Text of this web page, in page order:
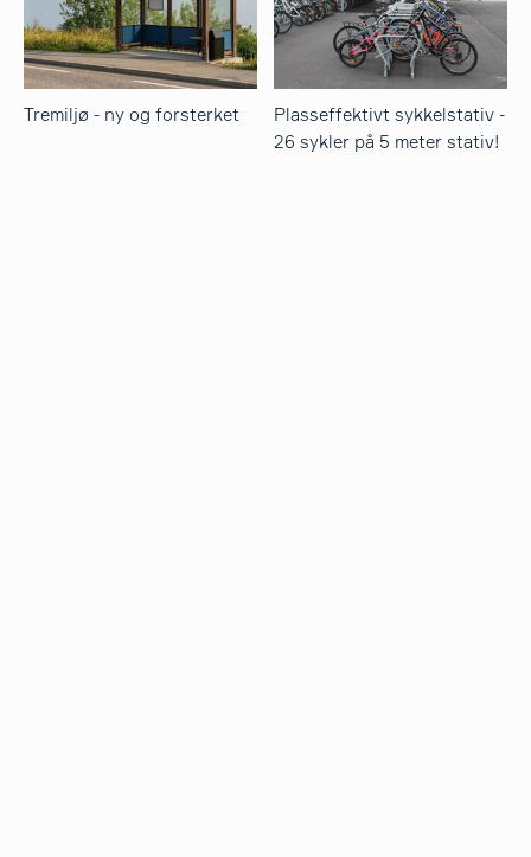
Tremiljø - ny og forsterket
Plasseffektivt sykkelstativ -
26 sykler på 5 meter stativ!